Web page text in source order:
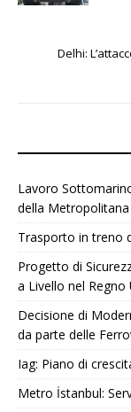
Delhi:
Lavoro
della
Trasporto in treno
Progetto di
a Livello nel Regno
Decisione di
da parte delle
Iag: Piano di
Metro İstanbul: